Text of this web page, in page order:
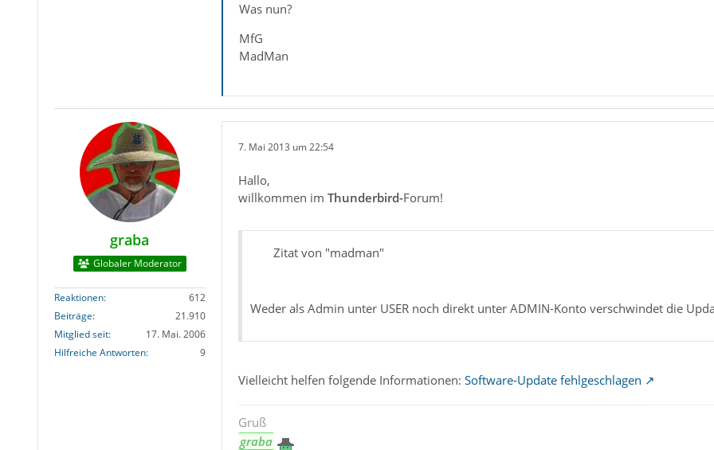
Was nun?
MfG
MadMan
graba
Globaler Moderator
Reaktionen
612
Beiträge
21.910
Mitglied seit
17. Mai. 2006
Hilfreiche Antworten
9
7. Mai 2013 um 22:54
Hallo,
willkommen im Thunderbird-Forum!
Zitat von "madman"
Weder als Admin unter USER noch direkt unter ADMIN-Konto verschwindet die
Vielleicht helfen folgende Informationen: Software-Update fehlgeschlagen
Gruß
graba